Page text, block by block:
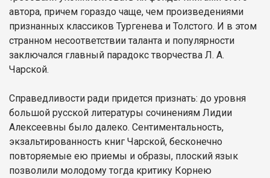
автора, причем гораздо чаще, чем произведениями
признанных классиков Тургенева и Толстого. И в этом
странном несоответствии таланта и популярности
заключался главный парадокс творчества Л. А.
Чарской.
Справедливости ради придется признать: до уровня
большой русской литературы сочинениям Лидии
Алексеевны было далеко. Сентиментальность,
экзальтированность книг Чарской, бесконечно
повторяемые ею приемы и образы, плоский язык
позволили молодому тогда критику Корнею